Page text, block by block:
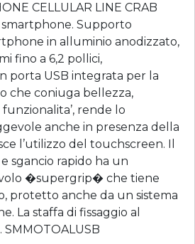
CELLULAR LINE CRAB
Supporto
in alluminio anodizzato,
fino a 6,2 pollici,
porta USB integrata per la
che coniuga bellezza,
rende lo
anche in presenza della
l’utilizzo del touchscreen. Il
sgancio rapido ha un
�supergrip� che tiene
protetto anche da un sistema
La staffa di fissaggio al
SMMOTOALUSB